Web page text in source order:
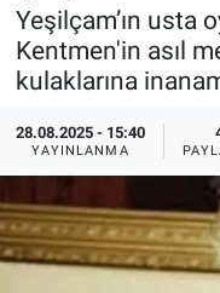
Yeşilçam’ın usta
Kentmen'in asıl
kulaklarına
28.08.2025 - 15:40
YAYINLANMA
Dünya
Ege'den
Eğitim
Spor
İletişim
Son Dakika